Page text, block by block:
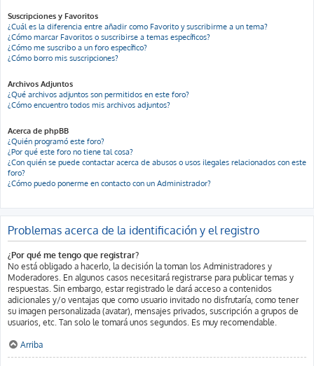
Suscripciones y Favoritos
¿Cuál es la diferencia entre añadir como Favorito y suscribirme a un tema?
¿Cómo marcar Favoritos o suscribirse a temas específicos?
¿Cómo me suscribo a un foro específico?
¿Cómo borro mis suscripciones?
Archivos Adjuntos
¿Qué archivos adjuntos son permitidos en este foro?
¿Cómo encuentro todos mis archivos adjuntos?
Acerca de phpBB
¿Quién programó este foro?
¿Por qué este foro no tiene tal cosa?
¿Con quién se puede contactar acerca de abusos o usos ilegales relacionados con este
foro?
¿Cómo puedo ponerme en contacto con un Administrador?
Problemas acerca de la identificación y el registro
¿Por qué me tengo que registrar?
No está obligado a hacerlo, la decisión la toman los Administradores y
Moderadores. En algunos casos necesitará registrarse para publicar temas y
respuestas. Sin embargo, estar registrado le dará acceso a contenidos
adicionales y/o ventajas que como usuario invitado no disfrutaría, como tener
su imagen personalizada (avatar), mensajes privados, suscripción a grupos de
usuarios, etc. Tan solo le tomará unos segundos. Es muy recomendable.
Arriba